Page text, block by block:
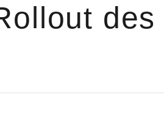
des